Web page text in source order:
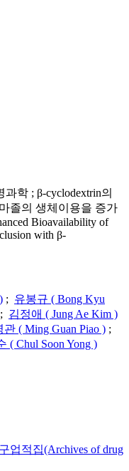
학 ; β-cyclodextrin의
졸의 생체이용을 증가
Bioavailability of
with β-
; 유봉규 ( Bong Kyu
; 김정애 ( Jung Ae Kim )
관 ( Ming Guan Piao ) ;
( Chul Soon Yong )
업적집(Archives of drug